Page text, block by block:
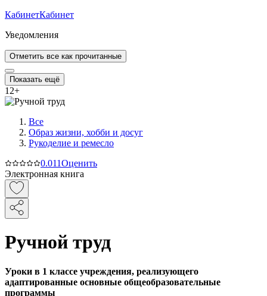
КабинетКабинет
Уведомления
Отметить все как прочитанные
Показать ещё
12+
Все
Образ жизни, хобби и досуг
Рукоделие и ремесло
0.011Оценить
Электронная книга
Ручной труд
Уроки в 1 классе учреждения, реализующего
адаптированные основные общеобразовательные
программы